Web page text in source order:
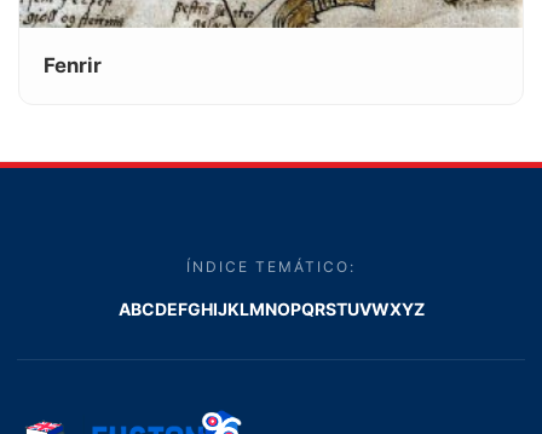
Fenrir
ÍNDICE TEMÁTICO:
ABCDEFGHIJKLMNOPQRSTUVWXYZ